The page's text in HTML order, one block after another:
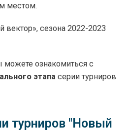
местом.
сезона 2022-2023
ознакомиться с
этапа серии турниров
турниров "Новый